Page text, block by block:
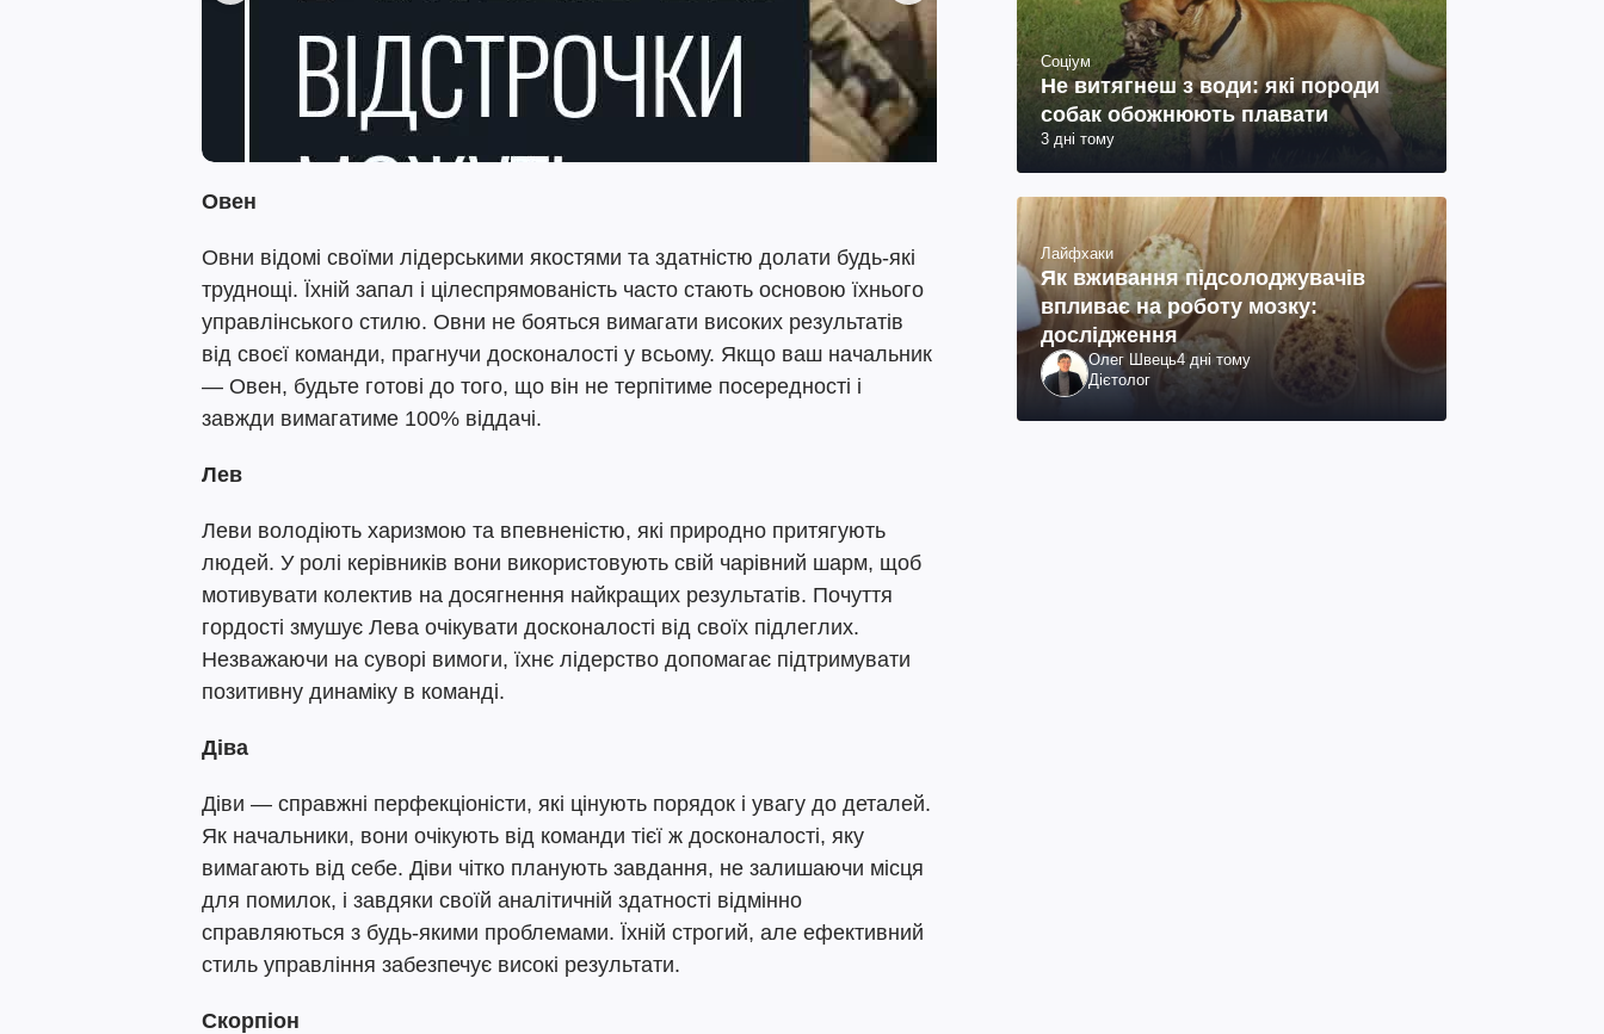
Овен
Овни відомі своїми лідерськими якостями та здатністю долати будь-які
труднощі. Їхній запал і цілеспрямованість часто стають основою їхнього
управлінського стилю. Овни не бояться вимагати високих результатів
від своєї команди, прагнучи досконалості у всьому. Якщо ваш начальник
— Овен, будьте готові до того, що він не терпітиме посередності і
завжди вимагатиме 100% віддачі.
Лев
Леви володіють харизмою та впевненістю, які природно притягують
людей. У ролі керівників вони використовують свій чарівний шарм, щоб
мотивувати колектив на досягнення найкращих результатів. Почуття
гордості змушує Лева очікувати досконалості від своїх підлеглих.
Незважаючи на суворі вимоги, їхнє лідерство допомагає підтримувати
позитивну динаміку в команді.
Діва
Діви — справжні перфекціоністи, які цінують порядок і увагу до деталей.
Як начальники, вони очікують від команди тієї ж досконалості, яку
вимагають від себе. Діви чітко планують завдання, не залишаючи місця
для помилок, і завдяки своїй аналітичній здатності відмінно
справляються з будь-якими проблемами. Їхній строгий, але ефективний
стиль управління забезпечує високі результати.
Скорпіон
Соціум
Не витягнеш з води: які породи
собак обожнюють плавати
3 дні тому
Лайфхаки
Як вживання підсолоджувачів
впливає на роботу мозку:
дослідження
Олег Швець4 дні тому
Дієтолог